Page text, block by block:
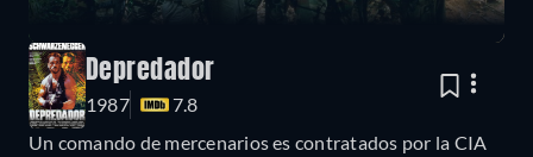
Depredador
1987
7.8
Un comando de mercenarios es contratados por la CIA